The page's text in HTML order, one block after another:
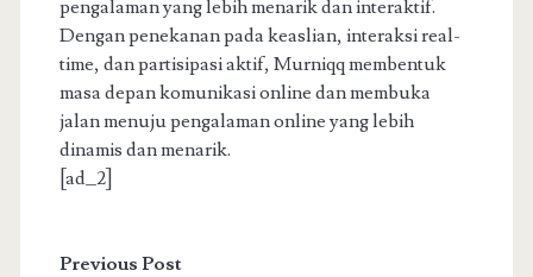
pengalaman yang lebih menarik dan interaktif.
Dengan penekanan pada keaslian, interaksi real-
time, dan partisipasi aktif, Murniqq membentuk
masa depan komunikasi online dan membuka
jalan menuju pengalaman online yang lebih
dinamis dan menarik.
[ad_2]
Previous Post